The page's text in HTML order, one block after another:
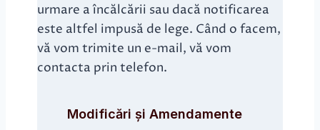
urmare a încălcării sau dacă notificarea
este altfel impusă de lege. Când o facem,
vă vom trimite un e-mail, vă vom
contacta prin telefon.
Modificări și Amendamente